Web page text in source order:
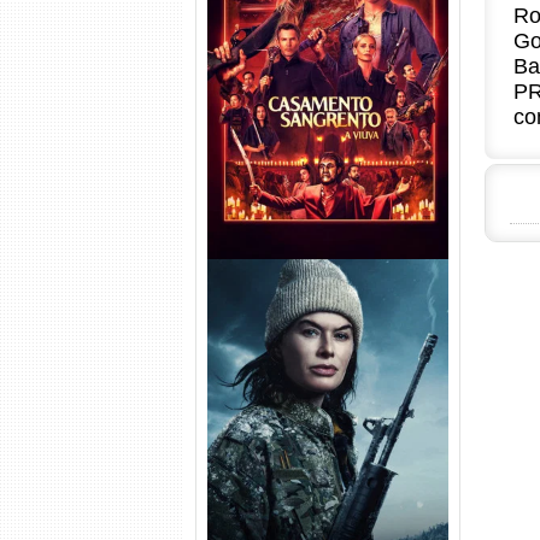
Casamento Sangrento: A
Viúva Torrent (2026) WEB-DL
720p/1080p/4K Dual Áudio
Balística Torrent (2025) WEB-
DL 1080p Dual Áudio